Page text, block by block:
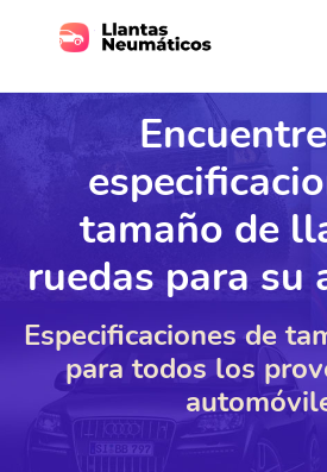
tamaño de
ruedas para su
Especificaciones de
para todos los